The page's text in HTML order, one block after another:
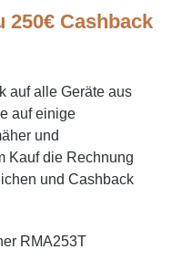
250€ Cashback
auf alle Geräte aus
auf einige
und
Kauf die Rechnung
und Cashback